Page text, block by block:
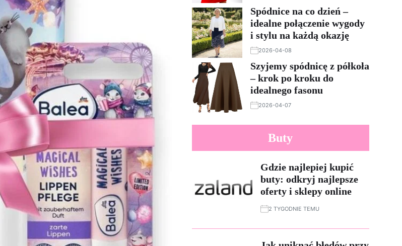
Spódnice na co dzień –
idealne połączenie wygody
i stylu na każdą okazję
2026-04-08
Szyjemy spódnicę z półkoła
– krok po kroku do
idealnego fasonu
2026-04-07
Buty
Gdzie najlepiej kupić
buty: odkryj najlepsze
oferty i sklepy online
2 TYGODNIE TEMU